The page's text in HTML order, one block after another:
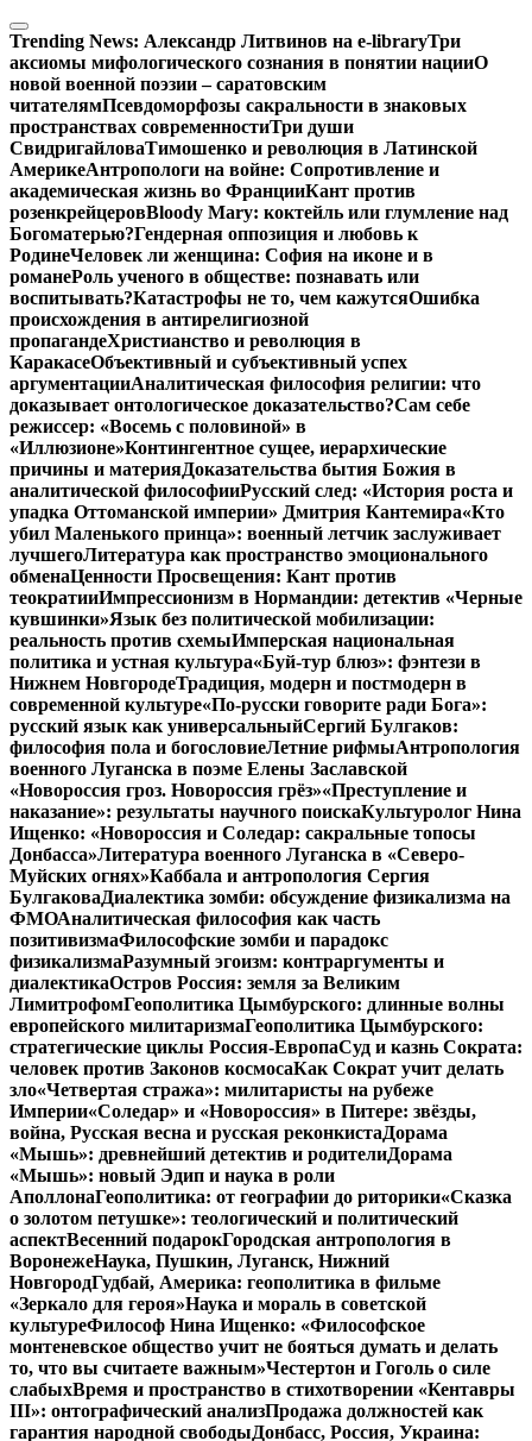
Перейти
к
содержимому
Trending News: Александр Литвинов на e-libraryТри
аксиомы мифологического сознания в понятии нацииО
новой военной поэзии – саратовским
читателямПсевдоморфозы сакральности в знаковых
пространствах современностиТри души
СвидригайловаТимошенко и революция в Латинской
АмерикеАнтропологи на войне: Сопротивление и
академическая жизнь во ФранцииКант против
розенкрейцеровBloody Mary: коктейль или глумление над
Богоматерью?Гендерная оппозиция и любовь к
РодинеЧеловек ли женщина: София на иконе и в
романеРоль ученого в обществе: познавать или
воспитывать?Катастрофы не то, чем кажутсяОшибка
происхождения в антирелигиозной
пропагандеХристианство и революция в
КаракасеОбъективный и субъективный успех
аргументацииАналитическая философия религии: что
доказывает онтологическое доказательство?Сам себе
режиссер: «Восемь с половиной» в
«Иллюзионе»Контингентное сущее, иерархические
причины и материяДоказательства бытия Божия в
аналитической философииРусский след: «История роста и
упадка Оттоманской империи» Дмитрия Кантемира«Кто
убил Маленького принца»: военный летчик заслуживает
лучшегоЛитература как пространство эмоционального
обменаЦенности Просвещения: Кант против
теократииИмпрессионизм в Нормандии: детектив «Черные
кувшинки»Язык без политической мобилизации:
реальность против схемыИмперская национальная
политика и устная культура«Буй-тур блюз»: фэнтези в
Нижнем НовгородеТрадиция, модерн и постмодерн в
современной культуре«По-русски говорите ради Бога»:
русский язык как универсальныйСергий Булгаков:
философия пола и богословиеЛетние рифмыАнтропология
военного Луганска в поэме Елены Заславской
«Новороссия гроз. Новороссия грёз»«Преступление и
наказание»: результаты научного поискаКультуролог Нина
Ищенко: «Новороссия и Соледар: сакральные топосы
Донбасса»Литература военного Луганска в «Северо-
Муйских огнях»Каббала и антропология Сергия
БулгаковаДиалектика зомби: обсуждение физикализма на
ФМОАналитическая философия как часть
позитивизмаФилософские зомби и парадокс
физикализмаРазумный эгоизм: контраргументы и
диалектикаОстров Россия: земля за Великим
ЛимитрофомГеополитика Цымбурского: длинные волны
европейского милитаризмаГеополитика Цымбурского:
стратегические циклы Россия-ЕвропаСуд и казнь Сократа:
человек против Законов космосаКак Сократ учит делать
зло«Четвертая стража»: милитаристы на рубеже
Империи«Соледар» и «Новороссия» в Питере: звёзды,
война, Русская весна и русская реконкистаДорама
«Мышь»: древнейший детектив и родителиДорама
«Мышь»: новый Эдип и наука в роли
АполлонаГеополитика: от географии до риторики«Сказка
о золотом петушке»: теологический и политический
аспектВесенний подарокГородская антропология в
ВоронежеНаука, Пушкин, Луганск, Нижний
НовгородГудбай, Америка: геополитика в фильме
«Зеркало для героя»Наука и мораль в советской
культуреФилософ Нина Ищенко: «Философское
монтеневское общество учит не бояться думать и делать
то, что вы считаете важным»Честертон и Гоголь о силе
слабыхВремя и пространство в стихотворении «Кентавры
III»: онтографический анализПродажа должностей как
гарантия народной свободыДонбасс, Россия, Украина: